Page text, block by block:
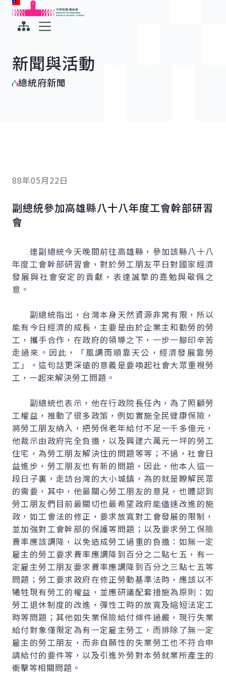
跳到主要內容
中華民國總統府
新聞與活動
總統府新聞
88年05月22日
副總統參加高雄縣八十八年度工會幹部研習
會
連副總統今天晚間前往高雄縣，參加該縣八十八
年度工會幹部研習會，對於勞工朋友平日對國家經濟
發展與社會安定的貢獻，表達誠摯的嘉勉與敬佩之
意。
副總統指出，台灣本身天然資源非常有限，所以
能有今日經濟的成長，主要是由於企業主和勤勞的勞
工，攜手合作，在政府的領導之下，一步一腳印辛苦
走過來。因此，「風調雨順靠天公，經濟發展靠勞
工」。這句話更深遠的意義是要喚起社會大眾重視勞
工，一起來解決勞工問題。
副總統也表示，他在行政院長任內，為了照顧勞
工權益，推動了很多政策，例如實施全民健康保險，
將勞工朋友納入，把勞保老年給付不足一千多億元，
他裁示由政府完全負擔，以及興建六萬元一坪的勞工
住宅，為勞工朋友解決住的問題等等；不過，社會日
益進步，勞工朋友也有新的問題，因此，他本人這一
段日子裏，走訪台灣的大小城鎮，為的就是瞭解民眾
的需要，其中，他最關心勞工朋友的意見，也體認到
勞工朋友們目前最關切也最希望政府能儘速改進的施
政，如工會法的修正，要求放寬對工會發展的限制，
並加強對工會幹部的保護等問題；以及要求勞工保險
費率應該調降，以免造成勞工過重的負擔：如無一定
雇主的勞工要求費率應調降到百分之二點七五，有一
定雇主勞工朋友要求費率應調降到百分之三點七五等
問題；勞工要求政府在修正勞動基準法時，應該以不
犧牲現有勞工的權益，並應研議配套措施為原則：如
勞工退休制度的改進，彈性工時的放寬及縮短法定工
時等問題；其他如失業保險給付條件過嚴，現行失業
給付對象僅限定為有一定雇主勞工，而排除了無一定
雇主的勞工朋友，而非自願性的失業勞工也不符合申
請給付的要件等，以及引進外勞對本勞就業所產生的
衝擊等相關問題。